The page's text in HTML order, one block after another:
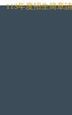
113年度招生簡章